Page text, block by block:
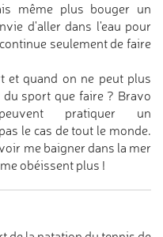
même plus bouger un
d'aller dans l'eau pour
seulement de faire
et quand on ne peut plus
sport que faire ? Bravo
pratiquer un
le cas de tout le monde.
me baigner dans la mer
obéissent plus !